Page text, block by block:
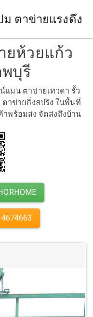
ตาข่ายแรงดึง
ยห้วยแก้ว
บุรี
แมน ตาข่ายเทวดา รั้ว
ตาข่ายกึ่งสปริง ในพื้นที่
พร้อมส่ง จัดส่งถึงบ้าน